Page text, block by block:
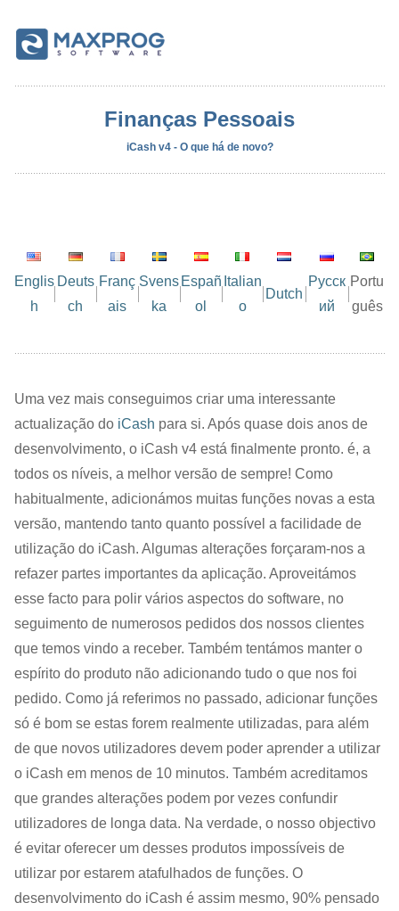
Finanças Pessoais
iCash v4 - O que há de novo?
Englis
h
Deuts
ch
Franç
ais
Svens
ka
Españ
ol
Italian
o
Dutch
Русск
ий
Portu
guês
Uma vez mais conseguimos criar uma interessante
actualização do iCash para si. Após quase dois anos de
desenvolvimento, o iCash v4 está finalmente pronto. é, a
todos os níveis, a melhor versão de sempre! Como
habitualmente, adicionámos muitas funções novas a esta
versão, mantendo tanto quanto possível a facilidade de
utilização do iCash. Algumas alterações forçaram-nos a
refazer partes importantes da aplicação. Aproveitámos
esse facto para polir vários aspectos do software, no
seguimento de numerosos pedidos dos nossos clientes
que temos vindo a receber. Também tentámos manter o
espírito do produto não adicionando tudo o que nos foi
pedido. Como já referimos no passado, adicionar funções
só é bom se estas forem realmente utilizadas, para além
de que novos utilizadores devem poder aprender a utilizar
o iCash em menos de 10 minutos. Também acreditamos
que grandes alterações podem por vezes confundir
utilizadores de longa data. Na verdade, o nosso objectivo
é evitar oferecer um desses produtos impossíveis de
utilizar por estarem atafulhados de funções. O
desenvolvimento do iCash é assim mesmo, 90% pensado